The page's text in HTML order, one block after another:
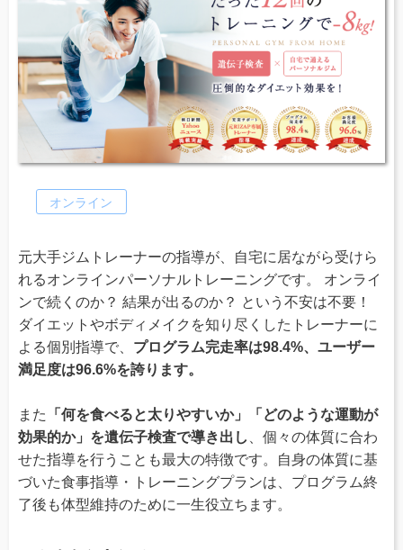
オンライン
元大手ジムトレーナーの指導が、自宅に居ながら受けら
れるオンラインパーソナルトレーニングです。 オンライ
ンで続くのか？ 結果が出るのか？ という不安は不要！
ダイエットやボディメイクを知り尽くしたトレーナーに
よる個別指導で、 プログラム完走率は98.4%、ユーザー
満足度は96.6%を誇ります。
また
「何を食べると太りやすいか」「どのような運動が
効果的か」を遺伝子検査で導き出し
、個々の体質に合わ
せた指導を行うことも最大の特徴です。自身の体質に基
づいた食事指導・トレーニングプランは、プログラム終
了後も体型維持のために一生役立ちます。